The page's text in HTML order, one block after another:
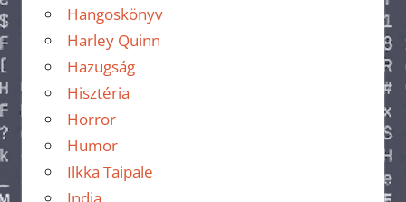
Hangoskönyv
Harley Quinn
Hazugság
Hisztéria
Horror
Humor
Ilkka Taipale